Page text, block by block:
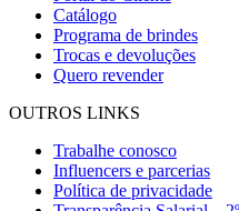
Catálogo
Programa de brindes
Trocas e devoluções
Quero revender
OUTROS LINKS
Trabalhe conosco
Influencers e parcerias
Política de privacidade